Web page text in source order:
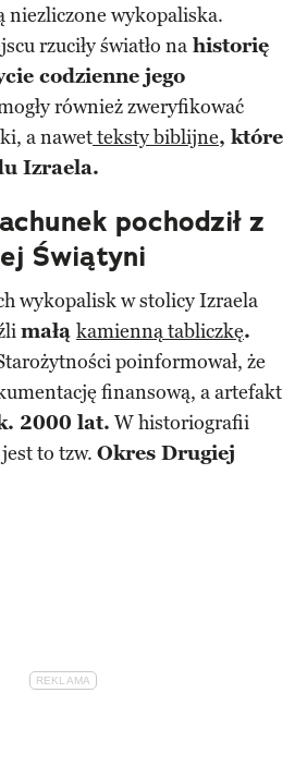
wykopaliska.
rzuciły światło na historię
codzienne jego
również zweryfikować
a nawetteksty biblijne, które
Izraela.
pochodził z
Świątyni
wykopalisk w stolicy Izraela
małą kamienną tabliczkę.
poinformował, że
finansową, a artefakt
2000 lat. W historiografii
to tzw. Okres Drugiej